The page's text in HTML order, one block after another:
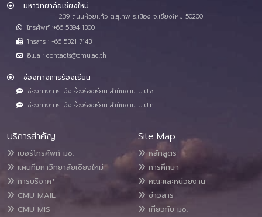
มหาวิทยาลัยเชียงใหม่
239 ถนนห้วยแก้ว ต.สุเทพ อ.เมือง จ.เชียงใหม่ 50200
โทรศัพท์ :+66 5394 1300
โทรสาร : +66 5321 7143
อีเมล : contacts@cmu.ac.th
ช่องทางการร้องเรียน
ช่องทางการแจ้งเรื่องร้องเรียน สำนักงาน ป.ป.ช.
ช่องทางการแจ้งเรื่องร้องเรียน สำนักงาน ป.ป.ท.
บริการสำคัญ
เบอร์โทรศัพท์ มช.
แผนที่มหาวิทยาลัยเชียงใหม่
การบริจาค*
CMU MAIL
CMU MIS
Site Map
หลักสูตร
การศึกษา
คณะและหน่วยงาน
ข่าวสาร
เกี่ยวกับ มช.